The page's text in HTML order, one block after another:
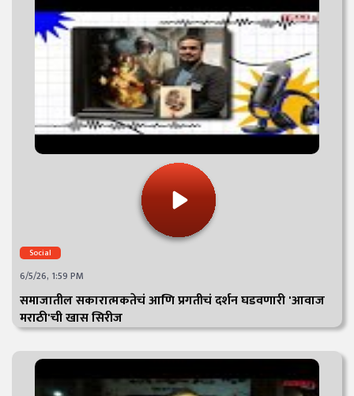
Social
6/5/26, 1:59 PM
समाजातील सकारात्मकतेचं आणि प्रगतीचं दर्शन घडवणारी 'आवाज
मराठी'ची खास सिरीज